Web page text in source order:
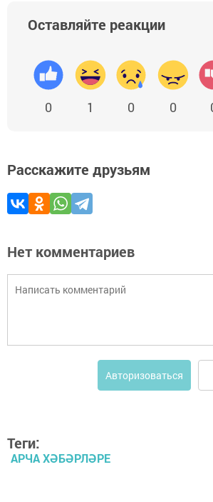
Оставляйте реакции
0 1 0 0
Расскажите друзьям
Нет комментариев
Авторизоваться
Теги:
АРЧА ХӘБӘРЛӘРЕ